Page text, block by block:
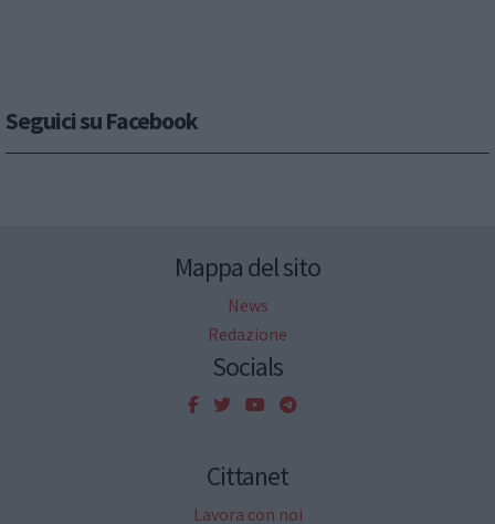
Seguici su Facebook
Mappa del sito
News
Redazione
Socials
Cittanet
Lavora con noi